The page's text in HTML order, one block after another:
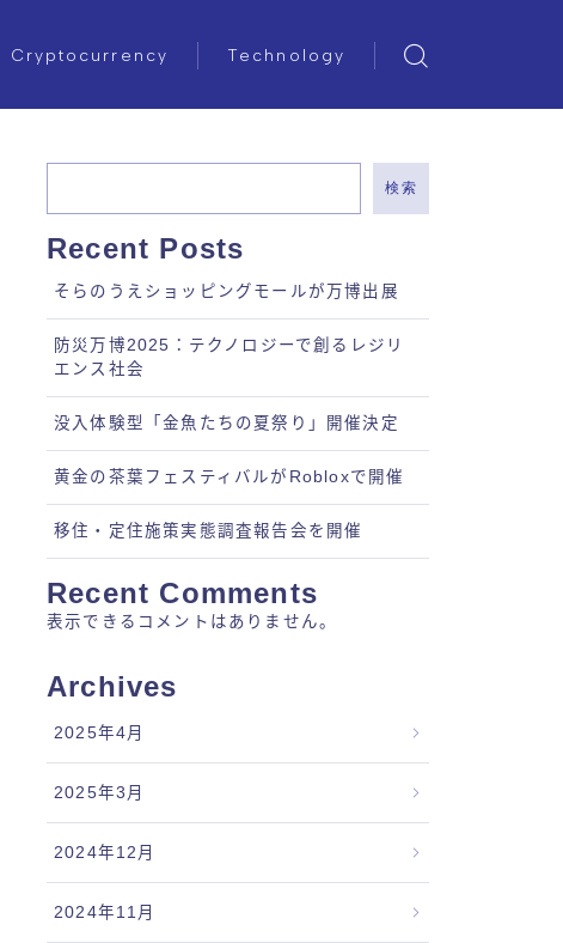
Cryptocurrency Technology
検索
Recent Posts
そらのうえショッピングモールが万博出展
防災万博2025：テクノロジーで創るレジリ
エンス社会
没入体験型「金魚たちの夏祭り」開催決定
黄金の茶葉フェスティバルがRobloxで開催
移住・定住施策実態調査報告会を開催
Recent Comments
表示できるコメントはありません。
Archives
2025年4月
2025年3月
2024年12月
2024年11月